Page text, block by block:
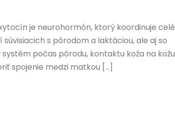
je neurohormón, ktorý koordinuje celé
s pôrodom a laktáciou, ale aj so
počas pôrodu, kontaktu koža na kožu
spojenie medzi matkou […]